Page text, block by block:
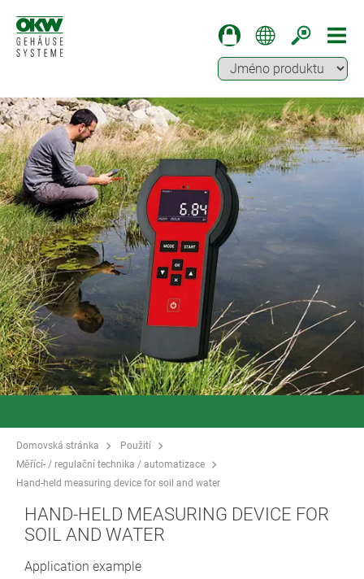
Domovská stránka
Použití
Měřící- / regulační technika / automatizace
Hand-held measuring device for soil and water
HAND-HELD MEASURING DEVICE FOR
SOIL AND WATER
Application example